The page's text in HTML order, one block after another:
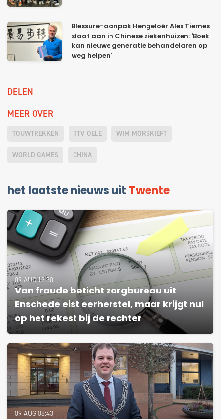
Blessure-aanpak Hengeloër Alex Tiemes
slaat aan in Chinese ziekenhuizen: 'Boek
kan nieuwe generatie behandelaren op
weg helpen'
DELEN
MEER OVER
TOUWTREKKEN TTV OELE WIM MORSKIEFT
WORLD GAMES CHINA
het laatste nieuws uit Twente
09 AUG 13:30
Van fraude beticht zorgbureau uit
Enschede eist eerherstel, maar krijgt nul
op het rekest bij de rechter
09 AUG 08:43